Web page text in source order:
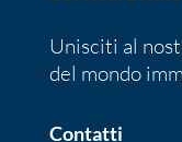
Unisciti al
del mondo
Contatti